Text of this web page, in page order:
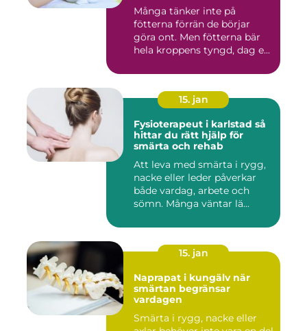
Många tänker inte på
fötterna förrän de börjar
göra ont. Men fötterna bär
hela kroppens tyngd, dag e...
15. jan
Fysioterapeut i karlstad så
hittar du rätt hjälp för
smärta och rehab
Att leva med smärta i rygg,
nacke eller leder påverkar
både vardag, arbete och
sömn. Många väntar lä...
15. jan
Naprapat i kungälv när
smärtan begränsar
vardagen
Smärta i rygg, nacke eller